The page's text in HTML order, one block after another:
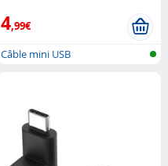
4,99€
Câble mini USB